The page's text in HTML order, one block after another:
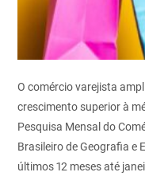
O comércio varejista
crescimento superior à
Pesquisa Mensal do
Brasileiro de Geografia e
últimos 12 meses até